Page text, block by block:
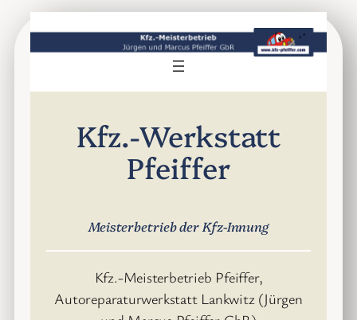
Inhalt
Kfz.-Werkstatt
Pfeiffer
Meisterbetrieb der Kfz-Innung
Kfz.-Meisterbetrieb Pfeiffer,
Autoreparaturwerkstatt Lankwitz (Jürgen